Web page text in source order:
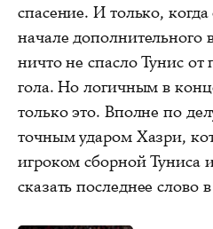
спасение. И только,
начале дополнительного
ничто не спасло Тунис
гола. Но логичным в
только это. Вполне по
точным ударом Хазри,
игроком сборной Туниса
сказать последнее слово